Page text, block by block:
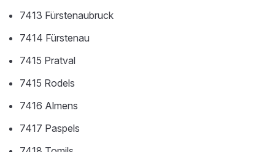
7413 Fürstenaubruck
7414 Fürstenau
7415 Pratval
7415 Rodels
7416 Almens
7417 Paspels